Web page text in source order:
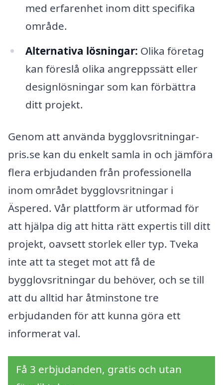
med erfarenhet inom ditt specifika
område.
Alternativa lösningar: Olika företag
kan föreslå olika angreppssätt eller
designlösningar som kan förbättra
ditt projekt.
Genom att använda bygglovsritningar-
pris.se kan du enkelt samla in och jämföra
flera erbjudanden från professionella
inom området bygglovsritningar i
Äspered. Vår plattform är utformad för
att hjälpa dig att hitta rätt expertis till ditt
projekt, oavsett storlek eller typ. Tveka
inte att ta steget mot att få de
bygglovsritningar du behöver, och se till
att du alltid har åtminstone tre
erbjudanden för att kunna göra ett
informerat val.
Få 3 erbjudanden, gratis och utan